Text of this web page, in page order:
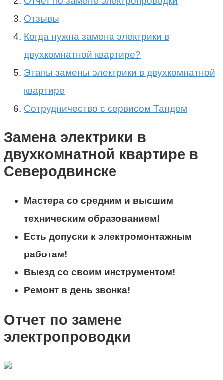
Отзывы
Когда нужна замена электрики в
двухкомнатной квартире?
Этапы замены электрики в двухкомнатной
квартире
Сотрудничество с сервисом Тандем
Замена электрики в
двухкомнатной квартире в
Северодвинске
Мастера со средним и высшим
техническим образованием!
Есть допуски к электромонтажным
работам!
Выезд со своим инструментом!
Ремонт в день звонка!
Отчет по замене
электропроводки